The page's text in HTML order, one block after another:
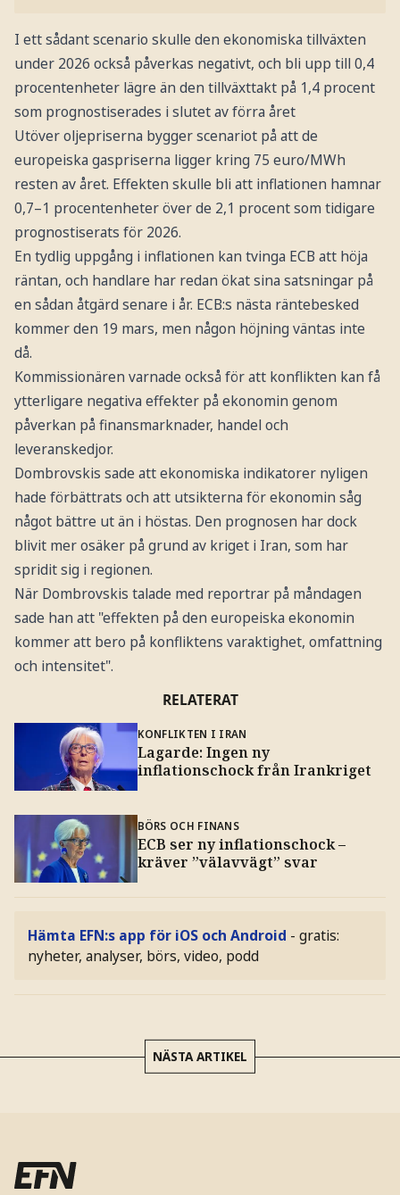
I ett sådant scenario skulle den ekonomiska tillväxten
under 2026 också påverkas negativt, och bli upp till 0,4
procentenheter lägre än den tillväxttakt på 1,4 procent
som prognostiserades i slutet av förra året
Utöver oljepriserna bygger scenariot på att de
europeiska gaspriserna ligger kring 75 euro/MWh
resten av året. Effekten skulle bli att inflationen hamnar
0,7–1 procentenheter över de 2,1 procent som tidigare
prognostiserats för 2026.
En tydlig uppgång i inflationen kan tvinga ECB att höja
räntan, och handlare har redan ökat sina satsningar på
en sådan åtgärd senare i år. ECB:s nästa räntebesked
kommer den 19 mars, men någon höjning väntas inte
då.
Kommissionären varnade också för att konflikten kan få
ytterligare negativa effekter på ekonomin genom
påverkan på finansmarknader, handel och
leveranskedjor.
Dombrovskis sade att ekonomiska indikatorer nyligen
hade förbättrats och att utsikterna för ekonomin såg
något bättre ut än i höstas. Den prognosen har dock
blivit mer osäker på grund av kriget i Iran, som har
spridit sig i regionen.
När Dombrovskis talade med reportrar på måndagen
sade han att "effekten på den europeiska ekonomin
kommer att bero på konfliktens varaktighet, omfattning
och intensitet".
RELATERAT
KONFLIKTEN I IRAN
Lagarde: Ingen ny
inflationschock från Irankriget
BÖRS OCH FINANS
ECB ser ny inflationschock –
kräver ”välavvägt” svar
Hämta EFN:s app för iOS och Android - gratis:
nyheter, analyser, börs, video, podd
NÄSTA ARTIKEL